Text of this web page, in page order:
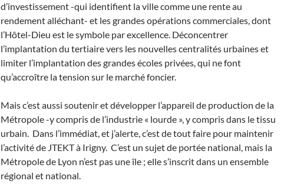
d’investissement -qui identifient la ville comme une rente au
rendement alléchant- et les grandes opérations commerciales, dont
l’Hôtel-Dieu est le symbole par excellence. Déconcentrer
l’implantation du tertiaire vers les nouvelles centralités urbaines et
limiter l’implantation des grandes écoles privées, qui ne font
qu’accroître la tension sur le marché foncier.
Mais c’est aussi soutenir et développer l’appareil de production de la
Métropole -y compris de l’industrie « lourde », y compris dans le tissu
urbain. Dans l’immédiat, et j’alerte, c’est de tout faire pour maintenir
l’activité de JTEKT à Irigny. C’est un sujet de portée national, mais la
Métropole de Lyon n’est pas une île ; elle s’inscrit dans un ensemble
régional et national.